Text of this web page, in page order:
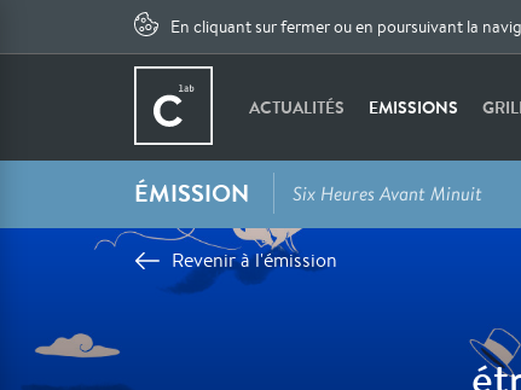
En cliquant sur fermer ou en poursuivant la
ACTUALITÉS EMISSIONS
ÉMISSION Six Heures Avant Minuit
Revenir à l'émission